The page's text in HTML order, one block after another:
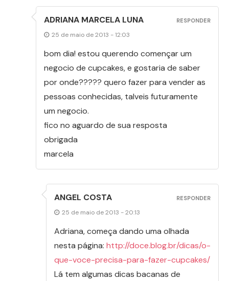
ADRIANA MARCELA LUNA
25 de maio de 2013 - 12:03
bom dia! estou querendo començar um
negocio de cupcakes, e gostaria de saber
por onde????? quero fazer para vender as
pessoas conhecidas, talveis futuramente
um negocio.
fico no aguardo de sua resposta
obrigada
marcela
RESPONDER
ANGEL COSTA
25 de maio de 2013 - 20:13
Adriana, começa dando uma olhada
nesta página: http://doce.blog.br/dicas/o-
que-voce-precisa-para-fazer-cupcakes/
Lá tem algumas dicas bacanas de
RESPONDER